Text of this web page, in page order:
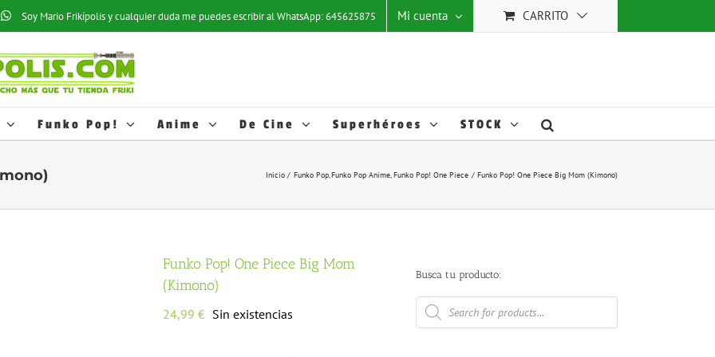
Soy Mario Frikípolis y cualquier duda me puedes escribir al WhatsApp: 645625875 Mi cuenta CARRITO
Funko Pop! Anime De Cine Superhéroes STOCK
Inicio Funko Pop Funko Pop Anime Funko Pop! One Piece Funko Pop! One Piece Big Mom (Kimono)
Funko Pop! One Piece Big Mom
(Kimono)
24,99 € Sin existencias
Busca tu producto:
Búsqueda
de
productos
estadísticos y hábitos de navegación de los usuarios; esto nos ayuda a mejorar
relacionadas con las preferencias de los usuarios. Puede activar estas
en los AJUSTES.
ACEPTAR TODO Ajustes